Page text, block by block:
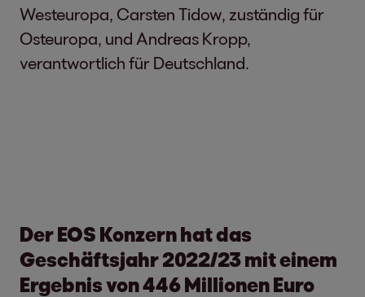
Westeuropa, Carsten Tidow, zuständig für
Osteuropa, und Andreas Kropp,
verantwortlich für Deutschland.
Der EOS Konzern hat das
Geschäftsjahr 2022/23 mit einem
Ergebnis von 446 Millionen Euro